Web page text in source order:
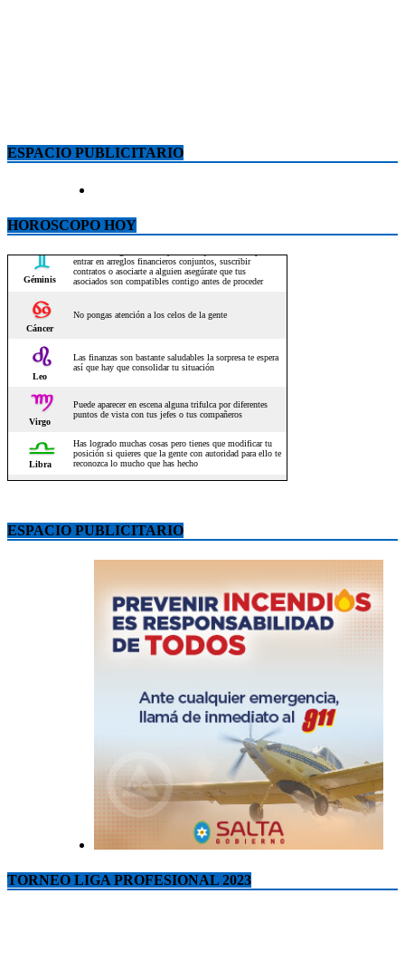
ESPACIO PUBLICITARIO
HOROSCOPO HOY
ESPACIO PUBLICITARIO
TORNEO LIGA PROFESIONAL 2023